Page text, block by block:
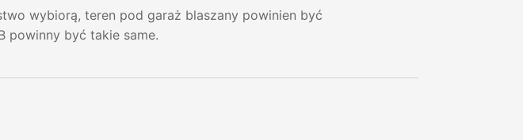
wybiorą, teren pod garaż blaszany powinien być
powinny być takie same.